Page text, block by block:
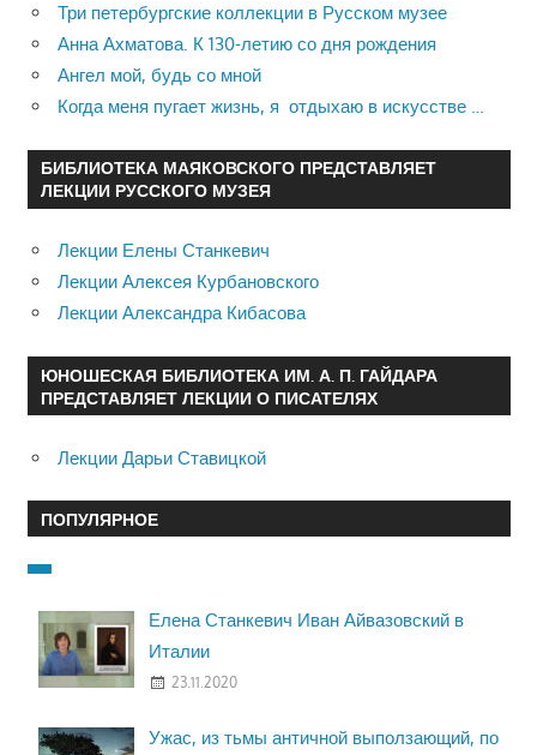
Три петербургские коллекции в Русском музее
Анна Ахматова. К 130-летию со дня рождения
Ангел мой, будь со мной
Когда меня пугает жизнь, я отдыхаю в искусстве …
БИБЛИОТЕКА МАЯКОВСКОГО ПРЕДСТАВЛЯЕТ
ЛЕКЦИИ РУССКОГО МУЗЕЯ
Лекции Елены Станкевич
Лекции Алексея Курбановского
Лекции Александра Кибасова
ЮНОШЕСКАЯ БИБЛИОТЕКА ИМ. А. П. ГАЙДАРА
ПРЕДСТАВЛЯЕТ ЛЕКЦИИ О ПИСАТЕЛЯХ
Лекции Дарьи Ставицкой
ПОПУЛЯРНОЕ
Елена Станкевич Иван Айвазовский в
Италии
23.11.2020
Ужас, из тьмы античной выползающий, по